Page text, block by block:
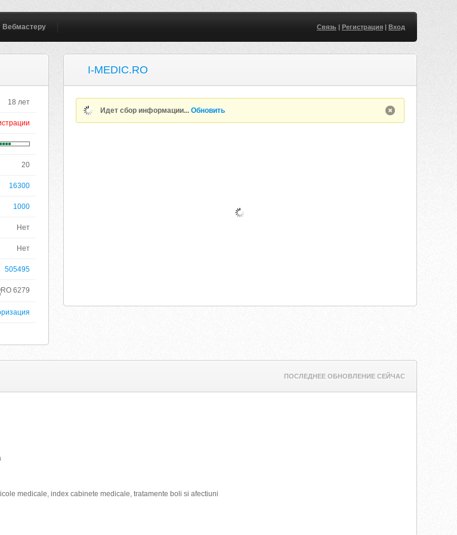
Вебмастеру Связь| Регистрация| Вход
18 лет
20
16300
1000
Нет
Нет
505495
6279
I-MEDIC.RO
Идет сбор информации...Обновить
ПОСЛЕДНЕЕ ОБНОВЛЕНИЕ СЕЙЧАС
medicale, index cabinete medicale, tratamente boli si afectiuni